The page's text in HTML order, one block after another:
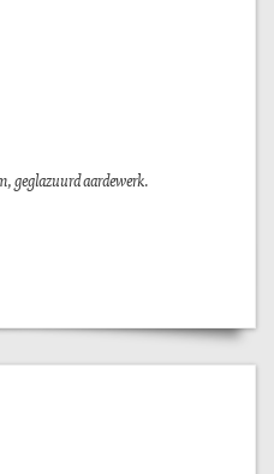
geglazuurd aardewerk.